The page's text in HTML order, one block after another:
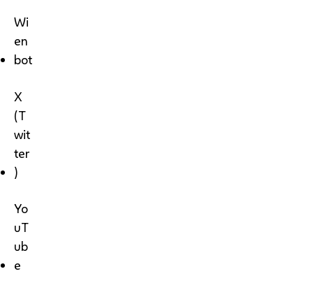
Wi
en
bot
X
(T
wit
ter
)
Yo
uT
ub
e